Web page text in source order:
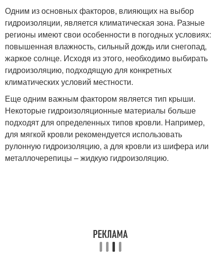
Одним из основных факторов, влияющих на выбор
гидроизоляции, является климатическая зона. Разные
регионы имеют свои особенности в погодных условиях:
повышенная влажность, сильный дождь или снегопад,
жаркое солнце. Исходя из этого, необходимо выбирать
гидроизоляцию, подходящую для конкретных
климатических условий местности.
Еще одним важным фактором является тип крыши.
Некоторые гидроизоляционные материалы больше
подходят для определенных типов кровли. Например,
для мягкой кровли рекомендуется использовать
рулонную гидроизоляцию, а для кровли из шифера или
металлочерепицы – жидкую гидроизоляцию.